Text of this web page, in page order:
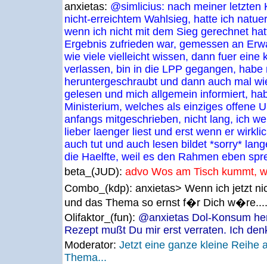
anxietas: @simlicius: nach meiner letzten
nicht-erreichtem Wahlsieg, hatte ich
wenn ich nicht mit dem Sieg gerechnet
Ergebnis zufrieden war, gemessen an
wie viele vielleicht wissen, dann fuer eine
verlassen, bin in die LPP gegangen,
heruntergeschraubt und dann auch mal
gelesen und mich allgemein informiert,
Ministerium, welches als einziges offene
anfangs mitgeschrieben, nicht lang, ich
lieber laenger liest und erst wenn er
auch tut und auch lesen bildet *sorry*
die Haelfte, weil es den Rahmen eben
beta_(JUD): advo Wos am Tisch kummt,
Combo_(kdp): anxietas> Wenn ich jetzt
und das Thema so ernst f�r Dich
Olifaktor_(fun): @anxietas Dol-Konsum
Rezept mußt Du mir erst verraten. Ich
Moderator: Jetzt eine ganze kleine Reihe
Thema...